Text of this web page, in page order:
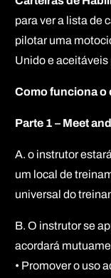
para ver a lista de
pilotar uma
Unido e aceitáveis
Como funciona o
Parte 1 – Meet
A. o instrutor
um local de
universal do
B. O instrutor se
acordará
• Promover o uso